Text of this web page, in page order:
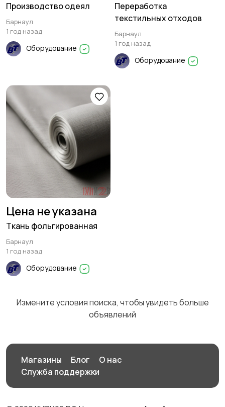
Производство одеял
Барнаул
1 год назад
Оборудование
Переработка
текстильных отходов
Барнаул
1 год назад
Оборудование
Цена не указана
Ткань фольгированная
Барнаул
1 год назад
Оборудование
Измените условия поиска, чтобы увидеть больше
объявлений
Магазины Блог
О нас
Служба поддержки